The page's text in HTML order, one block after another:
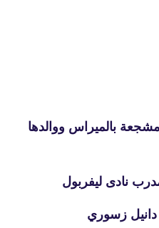
بالميراس ووالدها
نادى ليفربول
زسوري